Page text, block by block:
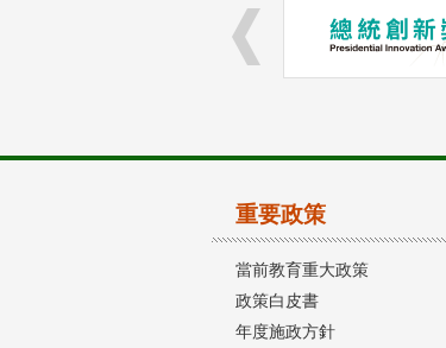
重要政策
當前教育重大政策
政策白皮書
年度施政方針